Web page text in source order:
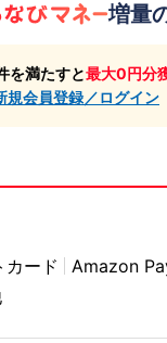
増量
を満たすと最大0円分
規会員登録／ログイン
カード Amazon